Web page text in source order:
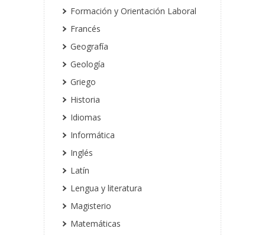
Formación y Orientación Laboral
Francés
Geografía
Geología
Griego
Historia
Idiomas
Informática
Inglés
Latín
Lengua y literatura
Magisterio
Matemáticas